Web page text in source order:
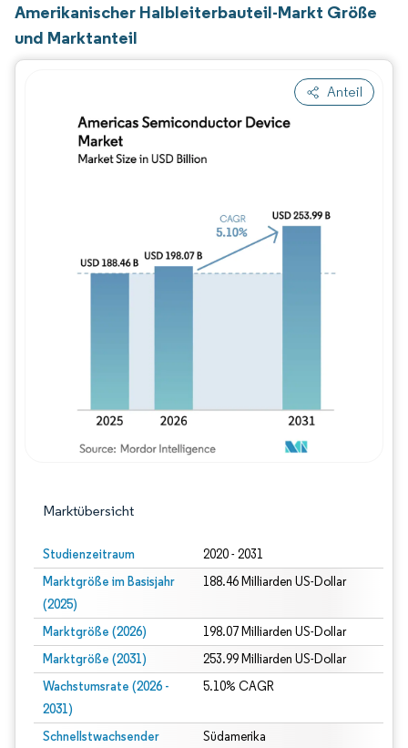
Amerikanischer Halbleiterbauteil-Markt Größe
und Marktanteil
Anteil
Marktübersicht
Studienzeitraum 2020 - 2031
Marktgröße im Basisjahr
(2025)
188.46 Milliarden US-Dollar
Marktgröße (2026) 198.07 Milliarden US-Dollar
Marktgröße (2031) 253.99 Milliarden US-Dollar
Wachstumsrate (2026 -
2031)
5.10% CAGR
Schnellstwachsender
Südamerika